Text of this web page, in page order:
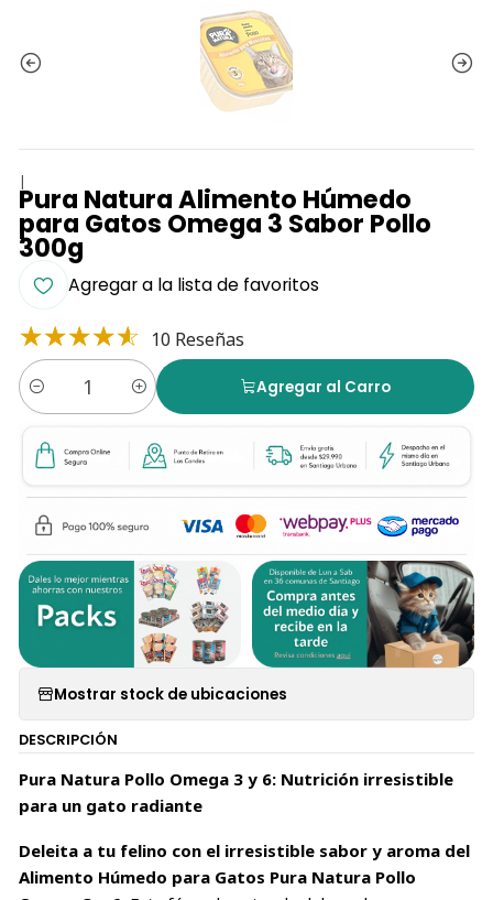
|
Pura Natura Alimento Húmedo
para Gatos Omega 3 Sabor Pollo
300g
Agregar a la lista de favoritos
10 Reseñas
Cantidad
Agregar al Carro
Mostrar stock de ubicaciones
DESCRIPCIÓN
Pura Natura Pollo Omega 3 y 6: Nutrición irresistible
para un gato radiante
Deleita a tu felino con el irresistible sabor y aroma del
Alimento Húmedo para Gatos Pura Natura Pollo